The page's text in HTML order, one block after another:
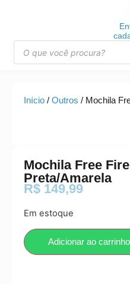
Início / Outros / Mochila
Mochila Free
Preta/Amarela
R$ 149,99
Em estoque
Adicionar ao carrinho